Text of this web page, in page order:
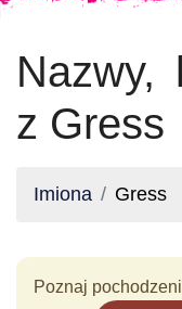
Nazwy,
z Gress
Imiona Gress
Poznaj